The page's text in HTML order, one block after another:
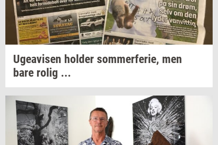
Ugea­vi­sen hol­der som­mer­fe­rie, men
bare rolig ...